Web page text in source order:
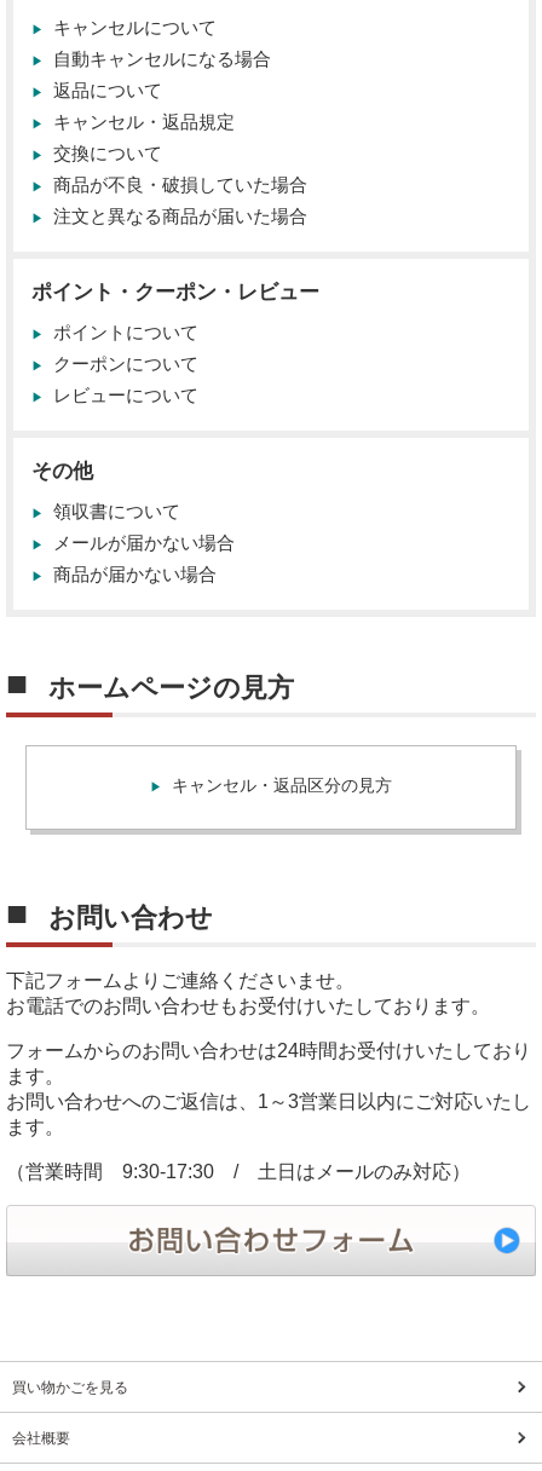
キャンセルについて
自動キャンセルになる場合
返品について
キャンセル・返品規定
交換について
商品が不良・破損していた場合
注文と異なる商品が届いた場合
ポイント・クーポン・レビュー
ポイントについて
クーポンについて
レビューについて
その他
領収書について
メールが届かない場合
商品が届かない場合
ホームページの見方
キャンセル・返品区分の見方
お問い合わせ
下記フォームよりご連絡くださいませ。
お電話でのお問い合わせもお受付けいたしております。
フォームからのお問い合わせは24時間お受付けいたしており
ます。
お問い合わせへのご返信は、1～3営業日以内にご対応いたし
ます。
（営業時間 9:30-17:30 / 土日はメールのみ対応）